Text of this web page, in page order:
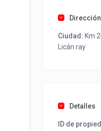
Dirección
Ciudad: Km
Licán ray
Detalles
ID de